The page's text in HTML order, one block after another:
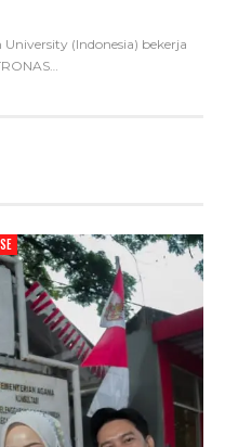
(Indonesia) bekerja
…